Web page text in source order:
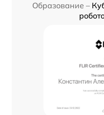
Образование –